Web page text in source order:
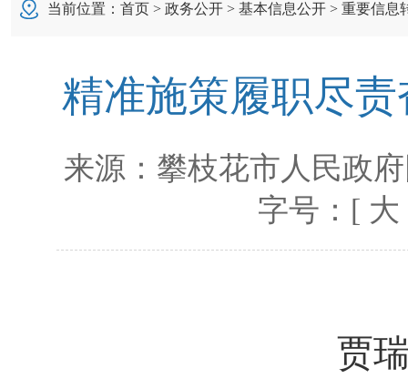
当前位置： 首页 > 政务公开 > 基本信息公开 > 重要信息
精准施策履职尽
来源： 攀枝花市人民政
字号：[ 大
贾